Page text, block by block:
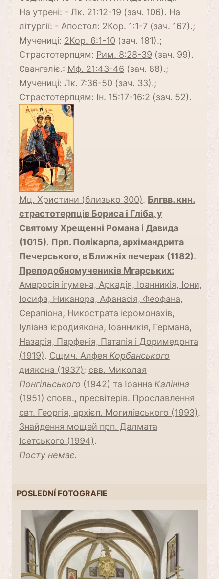
На утрені: - Лк. 21:12-19 (зач. 106). На
літургії: - Апостол: 2Кор. 1:1-7(зач. 167).;
Мучениці: 2Кор. 6:1-10 (зач. 181).;
Страстотерпцям: Рим. 8:28-39 (зач. 99).
Євангеліє.: Мф. 21:43-46 (зач. 88).;
Мучениці: Лк. 7:36-50 (зач. 33).;
Страстотерпцям: Ін. 15:17-16:2 (зач. 52).
Мц. Христини (близько 300). Блгвв. кнн.
страстотерпців Бориса і Гліба, у
Святому Хрещенні Романа і Давида
(1015). Прп. Полікарпа, архімандрита
Печерського, в Ближніх печерах (1182).
Преподобномучеників Мгарських:
Амвросія ігумена, Аркадія, Іоанникія, Іони,
Іосифа, Никанора, Афанасія, Феофана,
Серапіона, Никострата ієромонахів,
Іуліана ієродиякона, Іоанникія, Германа,
Назарія, Парфенія, Патапія і Доримедонта
(1919). Сщмч. Алфея Корбанського
диякона (1937); свв. Миколая
Понгільського (1942) та Іоанна Калініна
(1951) сповв., пресвітерів. Прославлення
свт. Георгія, архієп. Могилівського (1993).
Знайдення мощей прп. Далмата
Ісетського (1994).
Посту немає.
POSLEDNÍ FOTOGRAFIE